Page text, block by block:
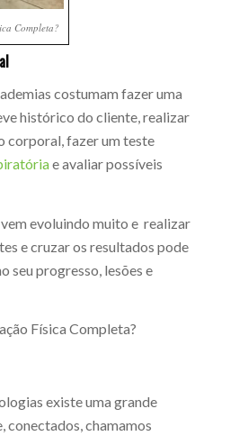
Completa?
costumam fazer uma
histórico do cliente, realizar
corporal, fazer um teste
e avaliar possíveis
evoluindo muito e realizar
e cruzar os resultados pode
seu progresso, lesões e
Física Completa?
existe uma grande
conectados, chamamos